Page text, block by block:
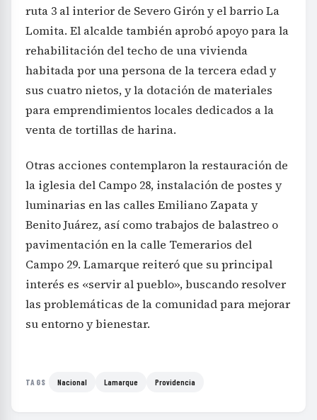
ruta 3 al interior de Severo Girón y el barrio La
Lomita. El alcalde también aprobó apoyo para la
rehabilitación del techo de una vivienda
habitada por una persona de la tercera edad y
sus cuatro nietos, y la dotación de materiales
para emprendimientos locales dedicados a la
venta de tortillas de harina.
Otras acciones contemplaron la restauración de
la iglesia del Campo 28, instalación de postes y
luminarias en las calles Emiliano Zapata y
Benito Juárez, así como trabajos de balastreo o
pavimentación en la calle Temerarios del
Campo 29. Lamarque reiteró que su principal
interés es «servir al pueblo», buscando resolver
las problemáticas de la comunidad para mejorar
su entorno y bienestar.
TAGS Nacional Lamarque Providencia